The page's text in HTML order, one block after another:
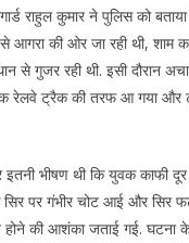
राहुल कुमार ने पुलिस को
आगरा की ओर जा रही थी, शाम
से गुजर रही थी. इसी दौरान
रेलवे ट्रैक की तरफ आ गया और
भीषण थी कि युवक काफी दूर
सिर पर गंभीर चोट आई और सिर
होने की आशंका जताई गई. घटना